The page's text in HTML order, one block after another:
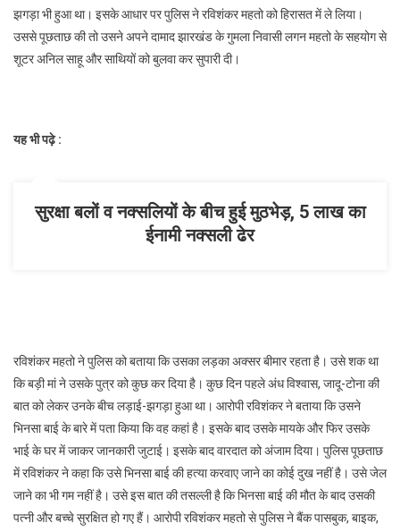
झगड़ा भी हुआ था। इसके आधार पर पुलिस ने रविशंकर महतो को हिरासत में ले लिया।
उससे पूछताछ की तो उसने अपने दामाद झारखंड के गुमला निवासी लगन‎ महतो के सहयोग से
शूटर अनिल साहू और साथियों को बुलवा कर सुपारी दी।
यह भी पढ़े :
सुरक्षा बलों व नक्सलियों के बीच हुई मुठभेड़, 5 लाख का
ईनामी नक्सली ढेर
रविशंकर महतो ने पुलिस को बताया कि उसका‎ लड़का अक्सर बीमार रहता है। उसे‎ शक था
कि बड़ी मां ने उसके पुत्र को‎ कुछ कर दिया है। कुछ दिन पहले अंध विश्वास, जादू-टोना की
बात को‎ लेकर उनके बीच लड़ाई-झगड़ा हुआ‎ था। आरोपी रविशंकर ने बताया कि‎ उसने
भिनसा बाई के बारे में पता किया कि वह कहां है। इसके बाद उसके मायके और फिर‎ उसके
भाई के घर में जाकर जानकारी जुटाई। इसके बाद वारदात को अंजाम दिया। पुलिस पूछताछ
में रविशंकर ने कहा कि उसे भिनसा बाई की हत्या करवाए जाने का कोई दुख नहीं है। उसे जेल
जाने का भी गम नहीं है। उसे इस बात की तसल्ली है कि भिनसा बाई की मौत के बाद उसकी
पत्नी और बच्चे सुरक्षित हो गए हैं। आरोपी रविशंकर महतो से‎ पुलिस ने बैंक पासबुक, बाइक,